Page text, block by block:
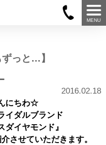
MENU
ずっと…】
2016.02.18
にちわ☆
イダルブランド
ダイヤモンド』
させていただきます。